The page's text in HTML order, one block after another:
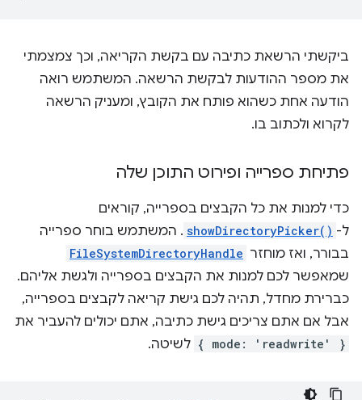
ביקשתי הרשאת כתיבה עם בקשת הקריאה, וכך צמצמתי
את מספר ההודעות לבקשת הרשאה. המשתמש רואה
הודעה אחת כשהוא פותח את הקובץ, ומעניק הרשאה
לקרוא ולכתוב בו.
פתיחת ספרייה ופירוט התוכן שלה
כדי למנות את כל הקבצים בספרייה, קוראים
ל- showDirectoryPicker() . המשתמש בוחר ספרייה
בבורר, ואז מוחזר FileSystemDirectoryHandle
שמאפשר לכם למנות את הקבצים בספרייה ולגשת אליהם.
כברירת מחדל, תהיה לכם גישת קריאה לקבצים בספרייה,
אבל אם אתם צריכים גישת כתיבה, אתם יכולים להעביר את
{ mode: 'readwrite' } לשיטה.